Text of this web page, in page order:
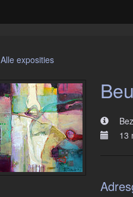
Alle exposities
13